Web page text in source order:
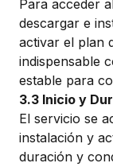
Para acceder
descargar e
activar el plan
indispensable
estable para
3.3 Inicio y
El servicio se
instalación y
duración y